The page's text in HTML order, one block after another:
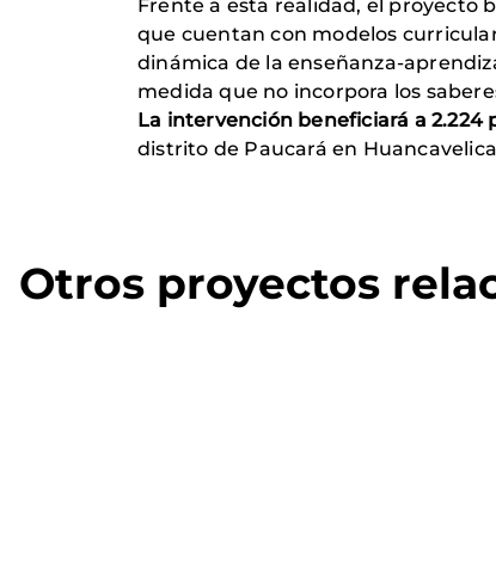
Frente a esta realidad, el proyecto
que cuentan con modelos
dinámica de la enseñanza-
medida que no incorpora los
La intervención beneficiará a 2.224
distrito de Paucará en
Otros proyectos